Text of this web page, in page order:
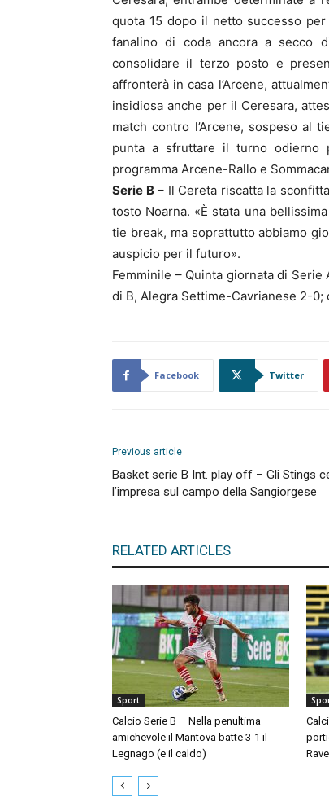
quota 15 dopo il netto successo
fanalino di coda ancora a secco
consolidare il terzo posto e
affronterà in casa l’Arcene,
insidiosa anche per il Ceresara,
match contro l’Arcene, sospeso al
punta a sfruttare il turno odierno
programma Arcene-Rallo e
Serie B– Il Cereta riscatta la
tosto Noarna. «È stata una
tie break, ma soprattutto abbiamo
auspicio per il futuro».
Femminile – Quinta giornata di
di B, Alegra Settime-Cavrianese 2-0;
Facebook Twitter
Previous article
Basket serie B Int. play off – Gli Stings
l’impresa sul campo della Sangiorgese
RELATED ARTICLES
Sport
Calcio Serie B – Nella penultima
amichevole il Mantova batte 3-1 il
Legnago (e il caldo)